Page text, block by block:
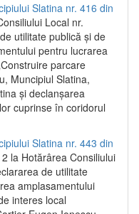
Slatina nr. 416 din
Local nr.
utilitate publică și de
pentru lucrarea
parcare
Muncipiul Slatina,
și declanșarea
cuprinse în coridorul
Slatina nr. 443 din
la Hotărârea Consiliului
de utilitate
amplasamentului
interes local